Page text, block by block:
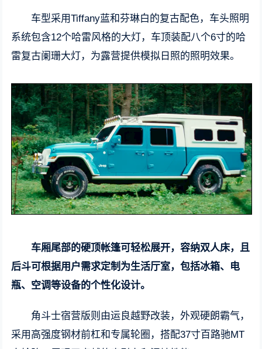
车型采用Tiffany蓝和芬琳白的复古配色，车头照明
系统包含12个哈雷风格的大灯，车顶装配八个6寸的哈
雷复古阑珊大灯，为露营提供模拟日照的照明效果。
车厢尾部的硬顶帐篷可轻松展开，容纳双人床，且
后斗可根据用户需求定制为生活厅室，包括冰箱、电
瓶、空调等设备的个性化设计。
角斗士宿营版则由运良越野改装，外观硬朗霸气，
采用高强度钢材前杠和专属轮圈，搭配37寸百路驰MT